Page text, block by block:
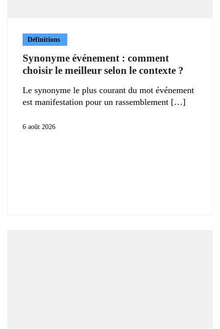
Définitions
Synonyme événement : comment
choisir le meilleur selon le contexte ?
Le synonyme le plus courant du mot événement
est manifestation pour un rassemblement
6 août 2026